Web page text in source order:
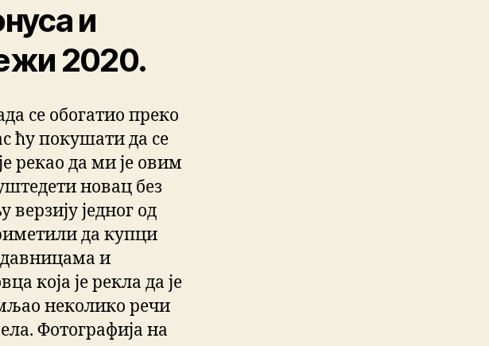
и
2020.
се обогатио преко
ћу покушати да се
рекао да ми је овим
новац без
једног од
да купци
и
која је рекла да је
неколико речи
Фотографија на